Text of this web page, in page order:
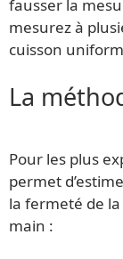
fausser la
mesurez à
cuisson
La
Pour les plus
permet
la fermeté de
main :